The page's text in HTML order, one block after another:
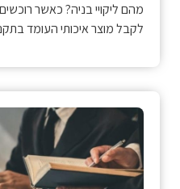
מהם ליקויי בניה? כאשר
לקבל מוצר איכותי העומד